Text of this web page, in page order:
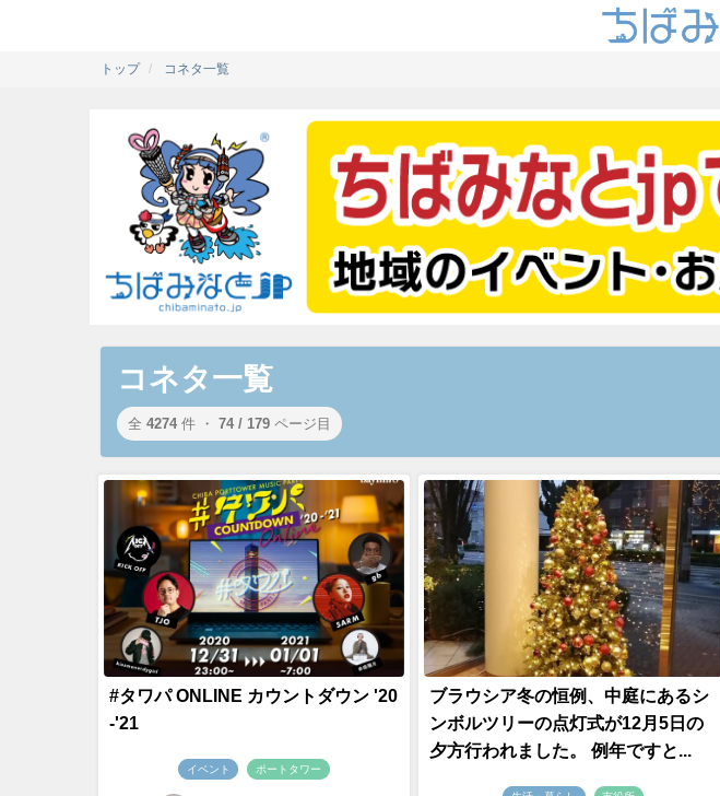
トップ コネタ一覧
コネタ一覧
全 4274 件 ・ 74 / 179 ページ目
#タワパ ONLINE カウントダウン '20
-'21
イベント ポートタワー
ブラウシア冬の恒例、中庭にあるシ
ンボルツリーの点灯式が12月5日の
夕方行われました。 例年ですと...